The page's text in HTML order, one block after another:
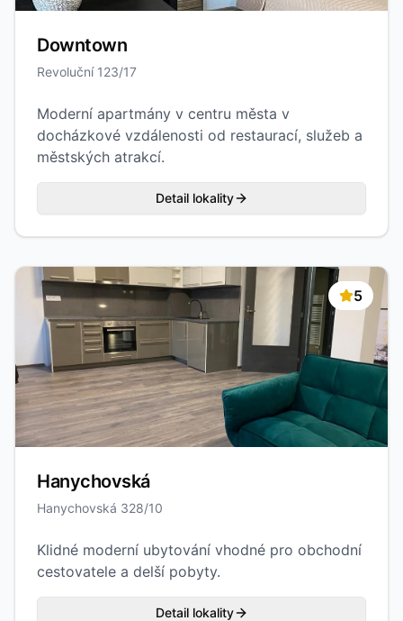
Downtown
Revoluční 123/17
Moderní apartmány v centru města v
docházkové vzdálenosti od restaurací, služeb a
městských atrakcí.
Detail lokality
5
Hanychovská
Hanychovská 328/10
Klidné moderní ubytování vhodné pro obchodní
cestovatele a delší pobyty.
Detail lokality